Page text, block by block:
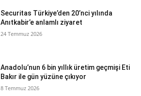
Securitas Türkiye’den 20’nci yılında
Anıtkabir’e anlamlı ziyaret
24 Temmuz 2026
Anadolu’nun 6 bin yıllık üretim geçmişi Eti
Bakır ile gün yüzüne çıkıyor
8 Temmuz 2026